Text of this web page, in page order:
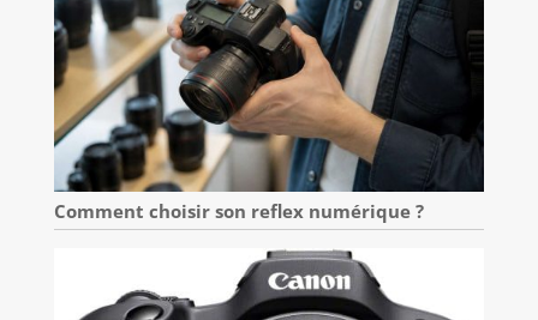
Comment choisir son reflex numérique ?